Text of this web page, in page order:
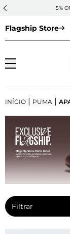
5%
Flagship Store
INÍCIO | PUMA |
Filtrar